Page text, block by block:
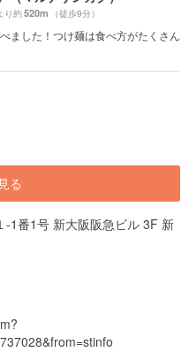
り約520m （徒歩9分）
ました！つけ麺は食べ方がたくさん
る
-1番1号 新大阪阪急ビル 3F 新